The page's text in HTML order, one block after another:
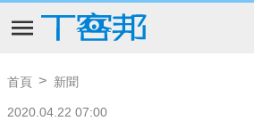
首頁 新聞
2020.04.22 07:00